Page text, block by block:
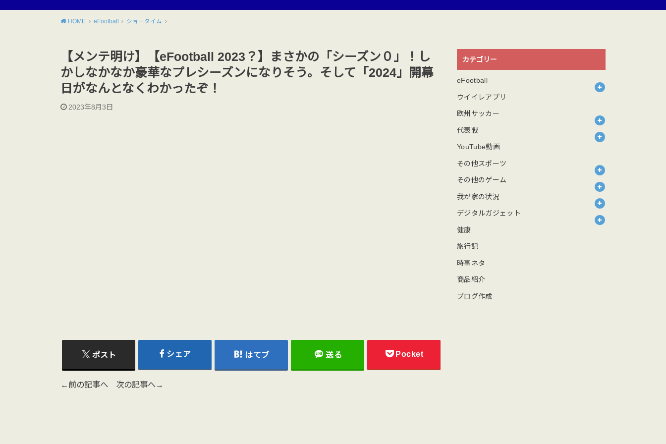
HOME eFootball ショータイム
【メンテ明け】【eFootball 2023？】まさかの「シーズン０」！し
かしなかなか豪華なプレシーズンになりそう。そして「2024」開幕
日がなんとなくわかったぞ！
2023年8月3日
ポスト シェア はてブ 送る Pocket
←前の記事へ 次の記事へ→
カテゴリー
eFootball
ウイイレアプリ
欧州サッカー
代表戦
YouTube動画
その他スポーツ
その他のゲーム
我が家の状況
デジタルガジェット
健康
旅行記
時事ネタ
商品紹介
ブログ作成